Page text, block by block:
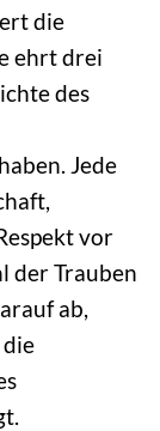
die
ehrt drei
des
Jede
vor
der Trauben
ab,